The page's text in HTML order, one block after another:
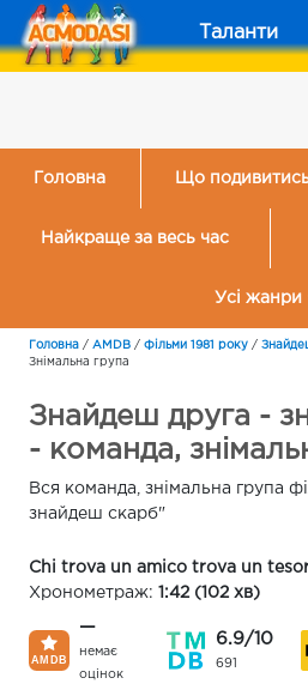
Таланти
Головна Що
Найкраще за весь час
Усі жанри
Головна / AMDB / Фільми 1981 року /
Знімальна група
Знайдеш друга -
- команда,
Вся команда, знімальна група
знайдеш скарб"
Chi trova un amico trova un
Хронометраж: 1:42 (102 хв)
—
немає
оцінок
6.9/10
691